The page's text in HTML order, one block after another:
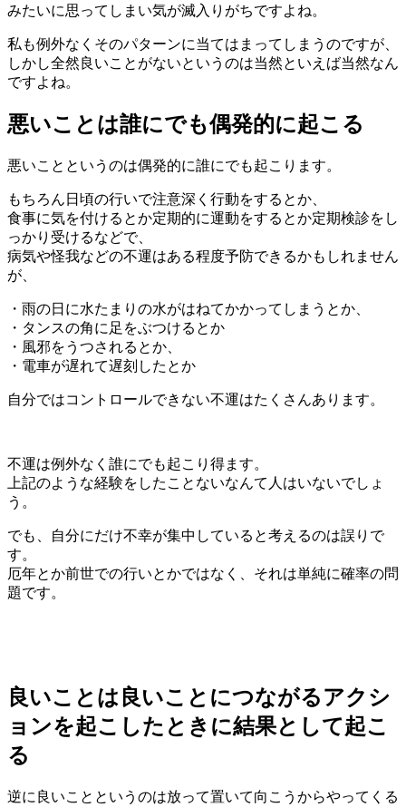
みたいに思ってしまい気が滅入りがちですよね。
私も例外なくそのパターンに当てはまってしまうのですが、
しかし全然良いことがないというのは当然といえば当然なん
ですよね。
悪いことは誰にでも偶発的に起こる
悪いことというのは偶発的に誰にでも起こります。
もちろん日頃の行いで注意深く行動をするとか、
食事に気を付けるとか定期的に運動をするとか定期検診をし
っかり受けるなどで、
病気や怪我などの不運はある程度予防できるかもしれません
が、
・雨の日に水たまりの水がはねてかかってしまうとか、
・タンスの角に足をぶつけるとか
・風邪をうつされるとか、
・電車が遅れて遅刻したとか
自分ではコントロールできない不運はたくさんあります。
不運は例外なく誰にでも起こり得ます。
上記のような経験をしたことないなんて人はいないでしょ
う。
でも、自分にだけ不幸が集中していると考えるのは誤りで
す。
厄年とか前世での行いとかではなく、それは単純に確率の問
題です。
良いことは良いことにつながるアクシ
ョンを起こしたときに結果として起こ
る
逆に良いことというのは放って置いて向こうからやってくる